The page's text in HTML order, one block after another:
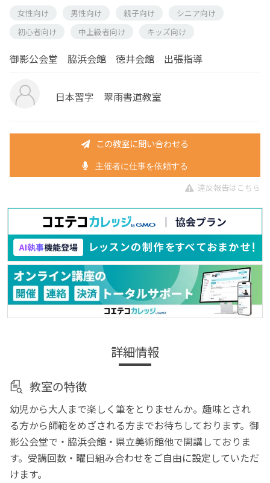
女性向け
男性向け 親子向け
シニア向け
初心者向け
中上級者向け キッズ向け
御影公会堂 脇浜会館 徳井会館 出張指導
日本習字 翠雨書道教室
この教室に問い合わせる
主催者に仕事を依頼する
違反報告はこちら
詳細情報
教室の特徴
幼児から大人まで楽しく筆をとりませんか。趣味とされ
る方から師範をめざされる方までお待ちしております。御
影公会堂で・脇浜会館・県立美術館他で開講しておりま
す。受講回数・曜日組み合わせをご自由に設定していただ
けます。